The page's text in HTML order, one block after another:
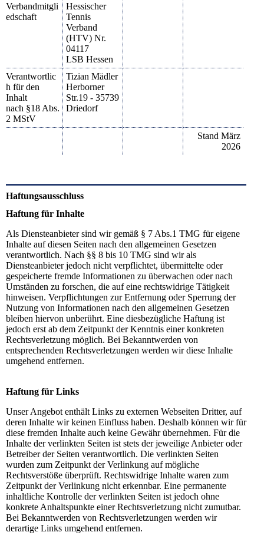
Verbandmitgli
edschaft
Hessischer
Tennis
Verband
(HTV) Nr.
04117
LSB Hessen
Verantwortlic
h für den
Inhalt
nach §18 Abs.
2 MStV
Tizian Mädler
Herborner
Str.19 - 35739
Driedorf
Stand März
2026
Haftungsausschluss
Haftung für Inhalte
Als Diensteanbieter sind wir gemäß § 7 Abs.1 TMG für eigene
Inhalte auf diesen Seiten nach den allgemeinen Gesetzen
verantwortlich. Nach §§ 8 bis 10 TMG sind wir als
Diensteanbieter jedoch nicht verpflichtet, übermittelte oder
gespeicherte fremde Informationen zu überwachen oder nach
Umständen zu forschen, die auf eine rechtswidrige Tätigkeit
hinweisen. Verpflichtungen zur Entfernung oder Sperrung der
Nutzung von Informationen nach den allgemeinen Gesetzen
bleiben hiervon unberührt. Eine diesbezügliche Haftung ist
jedoch erst ab dem Zeitpunkt der Kenntnis einer konkreten
Rechtsverletzung möglich. Bei Bekanntwerden von
entsprechenden Rechtsverletzungen werden wir diese Inhalte
umgehend entfernen.
Haftung für Links
Unser Angebot enthält Links zu externen Webseiten Dritter, auf
deren Inhalte wir keinen Einfluss haben. Deshalb können wir für
diese fremden Inhalte auch keine Gewähr übernehmen. Für die
Inhalte der verlinkten Seiten ist stets der jeweilige Anbieter oder
Betreiber der Seiten verantwortlich. Die verlinkten Seiten
wurden zum Zeitpunkt der Verlinkung auf mögliche
Rechtsverstöße überprüft. Rechtswidrige Inhalte waren zum
Zeitpunkt der Verlinkung nicht erkennbar. Eine permanente
inhaltliche Kontrolle der verlinkten Seiten ist jedoch ohne
konkrete Anhaltspunkte einer Rechtsverletzung nicht zumutbar.
Bei Bekanntwerden von Rechtsverletzungen werden wir
derartige Links umgehend entfernen.